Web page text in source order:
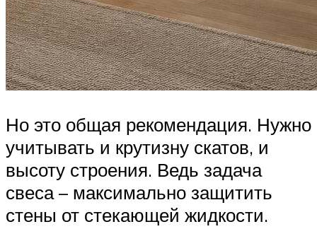
Но это общая рекомендация. Нужно
учитывать и крутизну скатов, и
высоту строения. Ведь задача
свеса – максимально защитить
стены от стекающей жидкости.